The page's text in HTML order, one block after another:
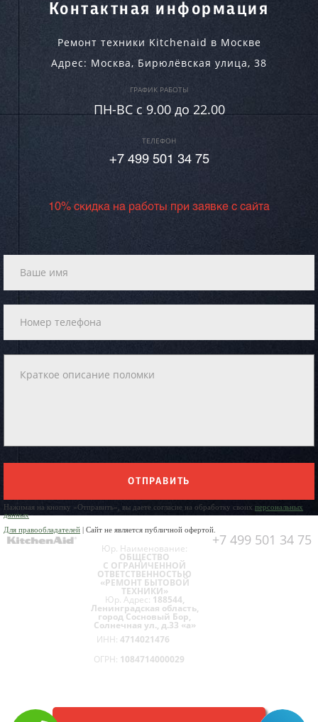
Контактная информация
Ремонт техники Kitchenaid в Москве
Адрес: Москва, Бирюлёвская улица, 38
ГРАФИК РАБОТЫ
ПН-ВC c 9.00 до 22.00
ТЕЛЕФОН
+7 499 501 34 75
10% скидка на работы при заявке с сайта
ОТПРАВИТЬ
Нажимая на кнопку «Отправить», вы даете согласие на обработку своих персональных
данных
Для правообладателей | Сайт не является публичной офертой.
+7 499 501 34 75
Юр. Наименование:
ОБЩЕСТВО
С ОГРАНИЧЕННОЙ
ОТВЕТСТВЕННОСТЬЮ
«РЕМОНТ БЫТОВОЙ
ТЕХНИКИ»
Юр. Адрес: 188544,
Ленинградская область,
город Сосновый Бор,
Солнечная ул., д.33 «а»
ИНН: 4714021476
ОГРН: 1084714000029